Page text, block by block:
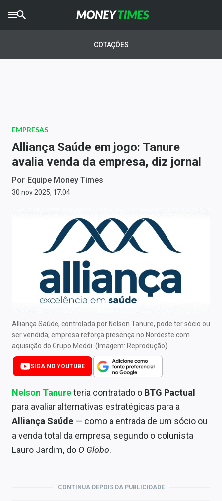
AGROTIMES
Newsletters
Money Trader
Anuncie
Comprar ou vender?
Carteiras Recomendadas
Central de Fundos Imobiliários
Central dos IPOs
Finanças Pessoais
Mercados
Economia
COTAÇÕES
EMPRESAS
Alliança Saúde em jogo: Tanure
avalia venda da empresa, diz jornal
Por Equipe Money Times
30 nov 2025, 17:04
Alliança Saúde, controlada por Nelson Tanure, pode ter sócio ou
ser vendida; empresa reforça presença no Nordeste com
aquisição do Grupo Meddi. (Imagem: Reprodução)
SIGA NO YOUTUBE
Nelson Tanureteria contratado o BTG Pactual
para avaliar alternativas estratégicas para a
Alliança Saúde — como a entrada de um sócio ou
a venda total da empresa, segundo o colunista
Lauro Jardim, do O Globo.
CONTINUA DEPOIS DA PUBLICIDADE